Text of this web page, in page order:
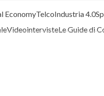
EconomyTelcoIndustria 4.0
VideointervisteLe Guide di